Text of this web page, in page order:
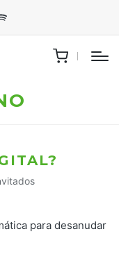
Spotify
para desanudar